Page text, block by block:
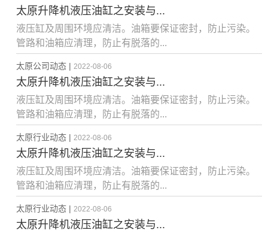
太原升降机液压油缸之安装与...
液压缸及周围环境应清洁。油箱要保证密封，防止污染。
管路和油箱应清理，防止有脱落的...
太原公司动态 | 2022-08-06
太原升降机液压油缸之安装与...
液压缸及周围环境应清洁。油箱要保证密封，防止污染。
管路和油箱应清理，防止有脱落的...
太原行业动态 | 2022-08-06
太原升降机液压油缸之安装与...
液压缸及周围环境应清洁。油箱要保证密封，防止污染。
管路和油箱应清理，防止有脱落的...
太原行业动态 | 2022-08-06
太原升降机液压油缸之安装与...